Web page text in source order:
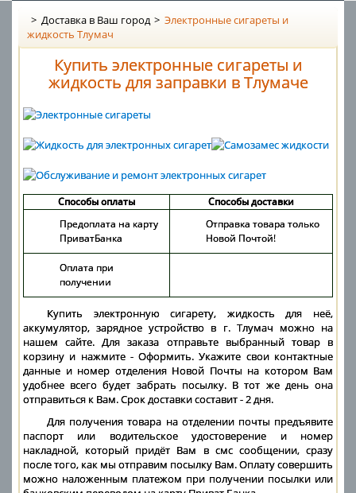
> Доставка в Ваш город > Электронные сигареты и
жидкость Тлумач
Купить электронные сигареты и
жидкость для заправки в Тлумаче
Способы оплаты
Способы доставки
Предоплата на карту
ПриватБанка
Отправка товара только
Новой Почтой!
Оплата при
получении
Купить электронную сигарету, жидкость для неё,
аккумулятор, зарядное устройство в г. Тлумач можно на
нашем сайте. Для заказа отправьте выбранный товар в
корзину и нажмите - Оформить. Укажите свои контактные
данные и номер отделения Новой Почты на котором Вам
удобнее всего будет забрать посылку. В тот же день она
отправиться к Вам. Срок доставки составит - 2 дня.
Для получения товара на отделении почты предъявите
паспорт или водительское удостоверение и номер
накладной, который придёт Вам в смс сообщении, сразу
после того, как мы отправим посылку Вам. Оплату совершить
можно наложенным платежом при получении посылки или